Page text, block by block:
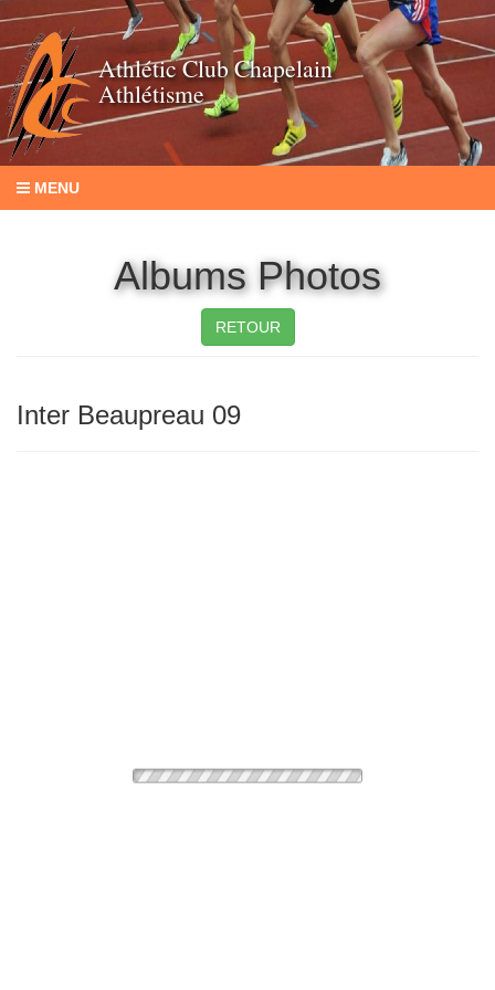
Athlétic Club Chapelain
Athlétisme
MENU
Albums Photos
RETOUR
Inter Beaupreau 09